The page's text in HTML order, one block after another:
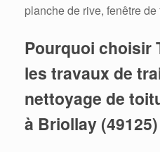
planche de rive, fenêtre
Pourquoi choisir
les travaux de
nettoyage de
à Briollay